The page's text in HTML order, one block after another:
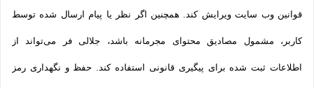
قوانین وب سایت ویرایش کند. همچنین اگر نظر یا پیام ارسال شده توسط
کاربر، مشمول مصادیق محتوای مجرمانه باشد، جلالی فر می‌تواند از
اطلاعات ثبت شده برای پیگیری قانونی استفاده کند. حفظ و نگهداری رمز